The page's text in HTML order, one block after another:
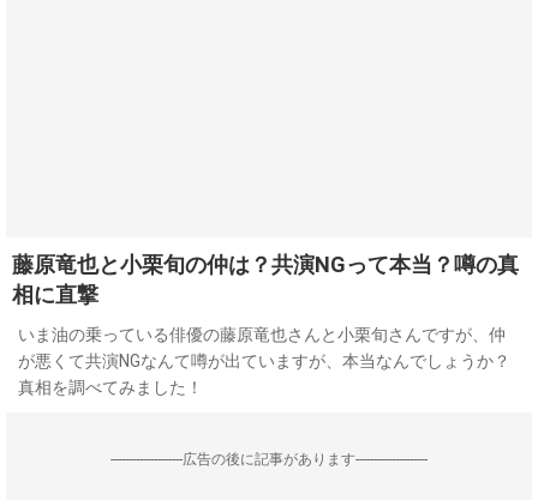
藤原竜也と小栗旬の仲は？共演NGって本当？噂の真
相に直撃
いま油の乗っている俳優の藤原竜也さんと小栗旬さんですが、仲
が悪くて共演NGなんて噂が出ていますが、本当なんでしょうか？
真相を調べてみました！
--------------------広告の後に記事があります--------------------